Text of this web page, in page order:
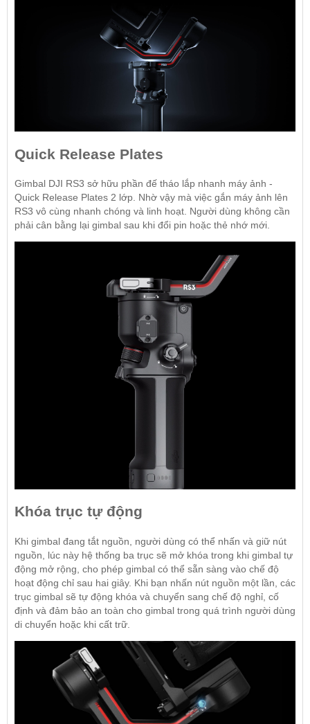
Quick Release Plates
Gimbal DJI RS3 sở hữu phần đế tháo lắp nhanh máy ảnh -
Quick Release Plates 2 lớp. Nhờ vậy mà việc gắn máy ảnh lên
RS3 vô cùng nhanh chóng và linh hoạt. Người dùng không cần
phải cân bằng lại gimbal sau khi đổi pin hoặc thẻ nhớ mới.
Khóa trục tự động
Khi gimbal đang tắt nguồn, người dùng có thể nhấn và giữ nút
nguồn, lúc này hệ thống ba trục sẽ mở khóa trong khi gimbal tự
động mở rộng, cho phép gimbal có thể sẵn sàng vào chế độ
hoạt động chỉ sau hai giây. Khi bạn nhấn nút nguồn một lần, các
trục gimbal sẽ tự động khóa và chuyển sang chế độ nghỉ, cố
định và đảm bảo an toàn cho gimbal trong quá trình người dùng
di chuyển hoặc khi cất trữ.